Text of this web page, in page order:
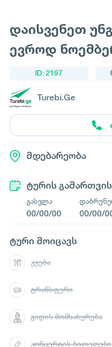
დაისვენეთ
ევროდ
ID: 2197
Turebi.Ge
მდებარეობა
ტურის
გასვლა
00/00/00 00/00/
ტური მოიცავს
კვება
ტრანსფერი
გიდის მომსახურება
კონცერტის ბილეთები